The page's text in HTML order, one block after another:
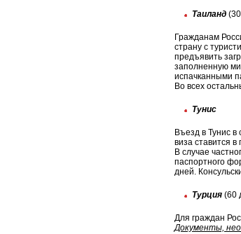
Таиланд
Гражданам
страну с
предъявить
заполненную
испачканными
Во всех
Тунис
Въезд в Тунис в
виза ставится
В случае
паспортного
дней.
Турция (60
Для граждан
Документы,